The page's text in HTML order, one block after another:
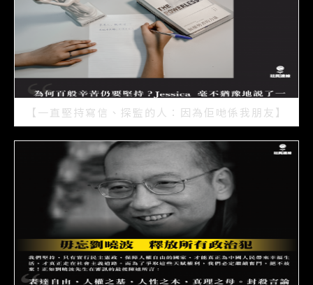
【一直堅持寫信、探監的人：因為佢哋係我朋友】
2021/07/15